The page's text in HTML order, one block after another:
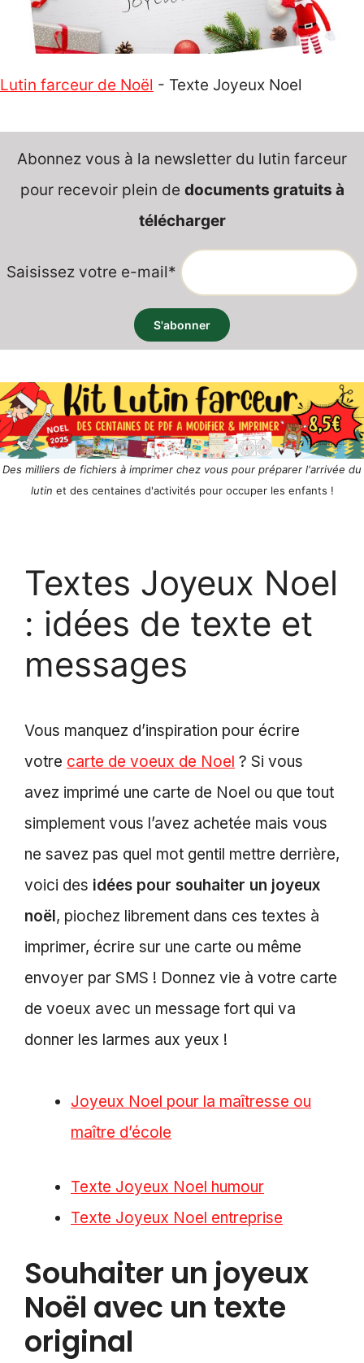
Lutin farceur de Noël - Texte Joyeux Noel
Abonnez vous à la newsletter du lutin farceur
pour recevoir plein de documents gratuits à
télécharger
Saisissez votre e-mail*
Des milliers de fichiers à imprimer chez vous pour préparer l'arrivée du
lutin et des centaines d'activités pour occuper les enfants !
Textes Joyeux Noel
: idées de texte et
messages
Vous manquez d’inspiration pour écrire
votre carte de voeux de Noel ? Si vous
avez imprimé une carte de Noel ou que tout
simplement vous l’avez achetée mais vous
ne savez pas quel mot gentil mettre derrière,
voici des idées pour souhaiter un joyeux
noël, piochez librement dans ces textes à
imprimer, écrire sur une carte ou même
envoyer par SMS ! Donnez vie à votre carte
de voeux avec un message fort qui va
donner les larmes aux yeux !
Joyeux Noel pour la maîtresse ou
maître d’école
Texte Joyeux Noel humour
Texte Joyeux Noel entreprise
Souhaiter un joyeux
Noël avec un texte
original